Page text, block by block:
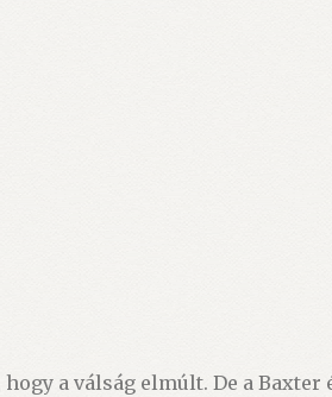
a válság elmúlt. De a